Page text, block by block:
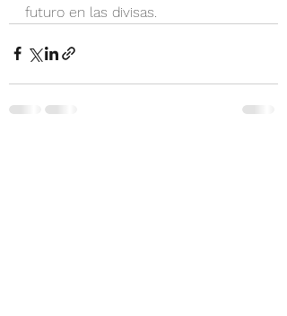
futuro en las divisas.